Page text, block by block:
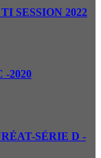
SESSION 2022
-2020
SÉRIE D -